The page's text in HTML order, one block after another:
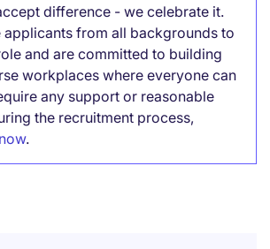
difference - we celebrate it.
applicants from all backgrounds to
and are committed to building
workplaces where everyone can
any support or reasonable
the recruitment process,
.